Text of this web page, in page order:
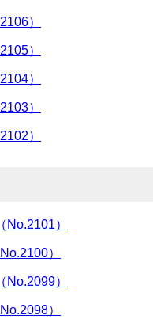
）
）
）
）
）
）
）
）
）